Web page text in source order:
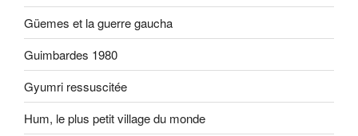
Güemes et la guerre gaucha
Guimbardes 1980
Gyumri ressuscitée
Hum, le plus petit village du monde